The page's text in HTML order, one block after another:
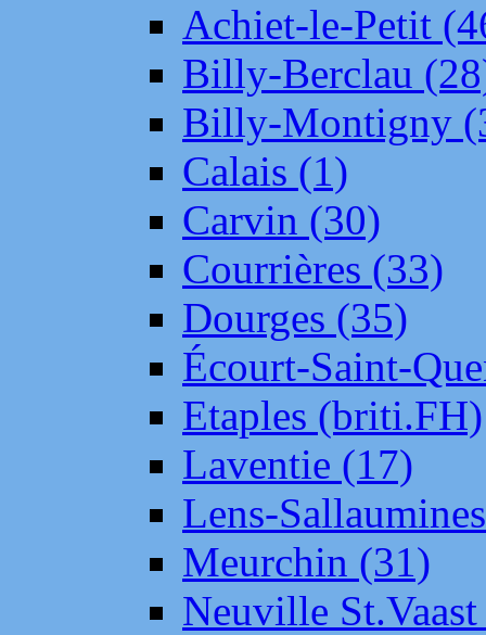
Achiet-le-Petit
Billy-Berclau
Billy-Montigny
Calais (1)
Carvin (30)
Courrières (33)
Dourges (35)
Écourt-Saint-
Etaples (briti.FH)
Laventie (17)
Lens-
Meurchin (31)
Neuville